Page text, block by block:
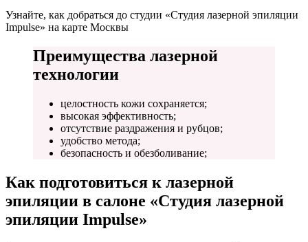
Узнайте, как добраться до студии «Студия лазерной эпиляции
Impulse» на карте Москвы
Преимущества лазерной
технологии
целостность кожи сохраняется;
высокая эффективность;
отсутствие раздражения и рубцов;
удобство метода;
безопасность и обезболивание;
Как подготовиться к лазерной
эпиляции в салоне «Студия лазерной
эпиляции Impulse»